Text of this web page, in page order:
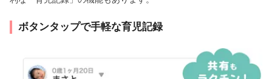
ボタンタップで手軽な育児記録